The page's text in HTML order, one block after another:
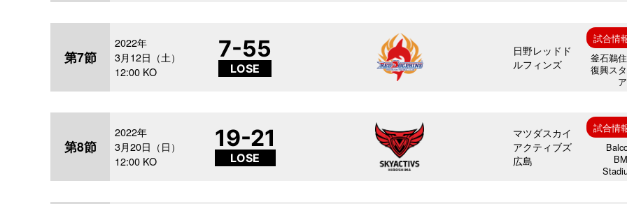
第7節
2022年
3月12日（土）
12:00 KO
7-55
LOSE
日野レッドド
ルフィンズ
試合情
釜石鵜
復興ス
第8節
2022年
3月20日（日）
12:00 KO
19-21
LOSE
マツダスカイ
アクティブズ
広島
試合情